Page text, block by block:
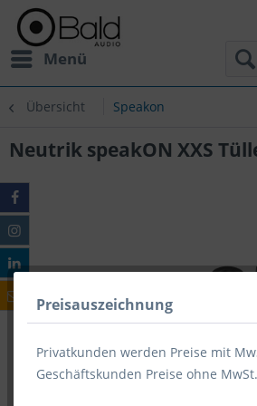
Menü
Übersicht Speakon
Neutrik speakON XXS
Preisauszeichnung
Privatkunden werden Preise mit
Geschäftskunden Preise ohne